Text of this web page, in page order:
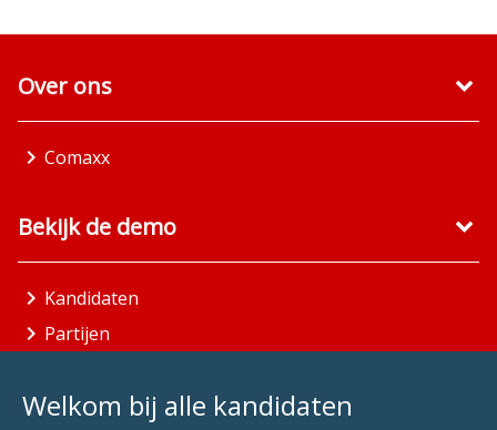
Welkom bij alle kandidaten
Over ons
Comaxx
Bekijk de demo
Kandidaten
Partijen
Aandachtsgebieden